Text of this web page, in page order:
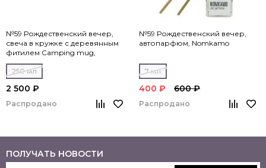
№59 Рождественский вечер,
свеча в кружке с деревянным
фитилем Camping mug,
Nomkamo
250 мл
2 500 ₽
Распродано
№59 Рождественский вечер,
автопарфюм, Nomkamo
7 мл
400 ₽ 600 ₽
Распродано
ПОЛУЧАТЬ НОВОСТИ